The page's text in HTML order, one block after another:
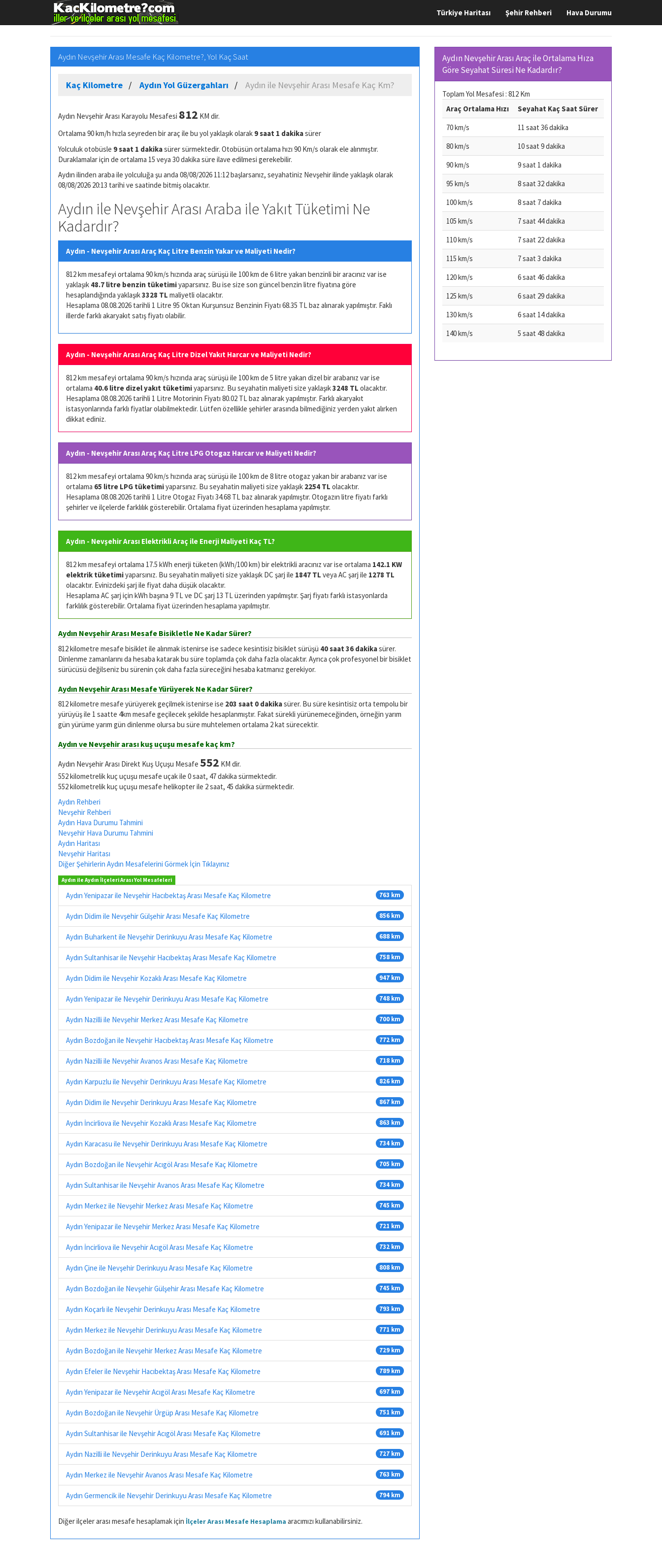
Türkiye Haritası Şehir Rehberi Hava Durumu
Aydın Nevşehir Arası Mesafe Kaç Kilometre?, Yol Kaç Saat
Kaç Kilometre Aydın Yol Güzergahları Aydın ile Nevşehir Arası Mesafe Kaç Km?
Aydın Nevşehir Arası Karayolu Mesafesi 812 KM dir.
Ortalama 90 km/h hızla seyreden bir araç ile bu yol yaklaşık olarak 9 saat 1 dakikasürer
Yolculuk otobüsle 9 saat 1 dakikasürer sürmektedir. Otobüsün ortalama hızı 90 Km/s olarak ele alınmıştır.
Duraklamalar için de ortalama 15 veya 30 dakika süre ilave edilmesi gerekebilir.
Aydın ilinden araba ile yolculuğa şu anda 08/08/2026 11:12 başlarsanız, seyahatiniz Nevşehir ilinde yaklaşık olarak
08/08/2026 20:13 tarihi ve saatinde bitmiş olacaktır.
Aydın ile Nevşehir Arası Araba ile Yakıt Tüketimi Ne
Kadardır?
Aydın - Nevşehir Arası Araç Kaç Litre Benzin Yakar ve Maliyeti Nedir?
812 km mesafeyi ortalama 90 km/s hızında araç sürüşü ile 100 km de 6 litre yakan benzinli bir aracınız var ise
yaklaşık 48.7 litre benzin tüketimiyaparsınız. Bu ise size son güncel benzin litre fiyatına göre
hesaplandığında yaklaşık3328 TL maliyetli olacaktır.
Hesaplama 08.08.2026 tarihli 1 Litre 95 Oktan Kurşunsuz Benzinin Fiyatı 68.35 TL baz alınarak yapılmıştır. Faklı
illerde farklı akaryakıt satış fiyatı olabilir.
Aydın - Nevşehir Arası Araç Kaç Litre Dizel Yakıt Harcar ve Maliyeti Nedir?
812 km mesafeyi ortalama 90 km/s hızında araç sürüşü ile 100 km de 5 litre yakan dizel bir arabanız var ise
ortalama 40.6 litre dizel yakıt tüketimiyaparsınız. Bu seyahatin maliyeti size yaklaşık3248 TL olacaktır.
Hesaplama 08.08.2026 tarihli 1 Litre Motorinin Fiyatı 80.02 TL baz alınarak yapılmıştır. Farklı akaryakıt
istasyonlarında farklı fiyatlar olabilmektedir. Lütfen özellikle şehirler arasında bilmediğiniz yerden yakıt alırken
dikkat ediniz.
Aydın - Nevşehir Arası Araç Kaç Litre LPG Otogaz Harcar ve Maliyeti Nedir?
812 km mesafeyi ortalama 90 km/s hızında araç sürüşü ile 100 km de 8 litre otogaz yakan bir arabanız var ise
ortalama 65 litre LPG tüketimiyaparsınız. Bu seyahatin maliyeti size yaklaşık 2254 TL olacaktır.
Hesaplama 08.08.2026 tarihli 1 Litre Otogaz Fiyatı 34.68 TL baz alınarak yapılmıştır. Otogazın litre fiyatı farklı
şehirler ve ilçelerde farklılık gösterebilir. Ortalama fiyat üzerinden hesaplama yapılmıştır.
Aydın - Nevşehir Arası Elektrikli Araç ile Enerji Maliyeti Kaç TL?
812 km mesafeyi ortalama 17.5 kWh enerji tüketen (kWh/100 km) bir elektrikli aracınız var ise ortalama 142.1 KW
elektrik tüketimiyaparsınız. Bu seyahatin maliyeti size yaklaşık DC şarj ile 1847 TL veya AC şarj ile 1278 TL
olacaktır. Evinizdeki şarj ile fiyat daha düşük olacaktır.
Hesaplama AC şarj için kWh başına 9 TL ve DC şarj 13 TL üzerinden yapılmıştır. Şarj fiyatı farklı istasyonlarda
farklılık gösterebilir. Ortalama fiyat üzerinden hesaplama yapılmıştır.
Aydın Nevşehir Arası Mesafe Bisikletle Ne Kadar Sürer?
812 kilometre mesafe bisiklet ile alınmak istenirse ise sadece kesintisiz bisiklet sürüşü 40 saat 36 dakikasürer.
Dinlenme zamanlarını da hesaba katarak bu süre toplamda çok daha fazla olacaktır. Ayrıca çok profesyonel bir bisiklet
sürücüsü değilseniz bu sürenin çok daha fazla süreceğini hesaba katmanız gerekiyor.
Aydın Nevşehir Arası Mesafe Yürüyerek Ne Kadar Sürer?
812 kilometre mesafe yürüyerek geçilmek istenirse ise 203 saat 0 dakikasürer. Bu süre kesintisiz orta tempolu bir
yürüyüş ile 1 saatte 4km mesafe geçilecek şekilde hesaplanmıştır. Fakat sürekli yürünemeceğinden, örneğin yarım
gün yürüme yarım gün dinlenme olursa bu süre muhtelemen ortalama 2 kat sürecektir.
Aydın ve Nevşehir arası kuş uçuşu mesafe kaç km?
Aydın Nevşehir Arası Direkt Kuş Uçuşu Mesafe 552 KM dir.
552 kilometrelik kuç uçuşu mesafe uçak ile 0 saat, 47 dakika sürmektedir.
552 kilometrelik kuç uçuşu mesafe helikopter ile 2 saat, 45 dakika sürmektedir.
Aydın Rehberi
Nevşehir Rehberi
Aydın Hava Durumu Tahmini
Nevşehir Hava Durumu Tahmini
Aydın Haritası
Nevşehir Haritası
Diğer Şehirlerin Aydın Mesafelerini Görmek İçin Tıklayınız
Aydın ile Aydın İlçeleri Arası Yol Mesafeleri
Aydın Yenipazar ile Nevşehir Hacıbektaş Arası Mesafe Kaç Kilometre 763 km
Aydın Didim ile Nevşehir Gülşehir Arası Mesafe Kaç Kilometre 856 km
Aydın Buharkent ile Nevşehir Derinkuyu Arası Mesafe Kaç Kilometre 688 km
Aydın Sultanhisar ile Nevşehir Hacıbektaş Arası Mesafe Kaç Kilometre 758 km
Aydın Didim ile Nevşehir Kozaklı Arası Mesafe Kaç Kilometre 947 km
Aydın Yenipazar ile Nevşehir Derinkuyu Arası Mesafe Kaç Kilometre 748 km
Aydın Nazilli ile Nevşehir Merkez Arası Mesafe Kaç Kilometre 700 km
Aydın Bozdoğan ile Nevşehir Hacıbektaş Arası Mesafe Kaç Kilometre 772 km
Aydın Nazilli ile Nevşehir Avanos Arası Mesafe Kaç Kilometre 718 km
Aydın Karpuzlu ile Nevşehir Derinkuyu Arası Mesafe Kaç Kilometre 826 km
Aydın Didim ile Nevşehir Derinkuyu Arası Mesafe Kaç Kilometre 867 km
Aydın İncirliova ile Nevşehir Kozaklı Arası Mesafe Kaç Kilometre 863 km
Aydın Karacasu ile Nevşehir Derinkuyu Arası Mesafe Kaç Kilometre 734 km
Aydın Bozdoğan ile Nevşehir Acıgöl Arası Mesafe Kaç Kilometre 705 km
Aydın Sultanhisar ile Nevşehir Avanos Arası Mesafe Kaç Kilometre 734 km
Aydın Merkez ile Nevşehir Merkez Arası Mesafe Kaç Kilometre 745 km
Aydın Yenipazar ile Nevşehir Merkez Arası Mesafe Kaç Kilometre 721 km
Aydın İncirliova ile Nevşehir Acıgöl Arası Mesafe Kaç Kilometre 732 km
Aydın Çine ile Nevşehir Derinkuyu Arası Mesafe Kaç Kilometre 808 km
Aydın Bozdoğan ile Nevşehir Gülşehir Arası Mesafe Kaç Kilometre 745 km
Aydın Koçarlı ile Nevşehir Derinkuyu Arası Mesafe Kaç Kilometre 793 km
Aydın Merkez ile Nevşehir Derinkuyu Arası Mesafe Kaç Kilometre 771 km
Aydın Bozdoğan ile Nevşehir Merkez Arası Mesafe Kaç Kilometre 729 km
Aydın Efeler ile Nevşehir Hacıbektaş Arası Mesafe Kaç Kilometre 789 km
Aydın Yenipazar ile Nevşehir Acıgöl Arası Mesafe Kaç Kilometre 697 km
Aydın Bozdoğan ile Nevşehir Ürgüp Arası Mesafe Kaç Kilometre 751 km
Aydın Sultanhisar ile Nevşehir Acıgöl Arası Mesafe Kaç Kilometre 691 km
Aydın Nazilli ile Nevşehir Derinkuyu Arası Mesafe Kaç Kilometre 727 km
Aydın Merkez ile Nevşehir Avanos Arası Mesafe Kaç Kilometre 763 km
Aydın Germencik ile Nevşehir Derinkuyu Arası Mesafe Kaç Kilometre 794 km
Diğer ilçeler arası mesafe hesaplamak için İlçeler Arası Mesafe Hesaplama aracımızı kullanabilirsiniz.
Aydın Nevşehir Arası Araç ile Ortalama Hıza
Göre Seyahat Süresi Ne Kadardır?
Toplam Yol Mesafesi : 812 Km
Araç Ortalama Hızı
Seyahat Kaç Saat Sürer
70 km/s
11 saat 36 dakika
80 km/s
10 saat 9 dakika
90 km/s
9 saat 1 dakika
95 km/s
8 saat 32 dakika
100 km/s
8 saat 7 dakika
105 km/s
7 saat 44 dakika
110 km/s
7 saat 22 dakika
115 km/s
7 saat 3 dakika
120 km/s
6 saat 46 dakika
125 km/s
6 saat 29 dakika
130 km/s
6 saat 14 dakika
140 km/s
5 saat 48 dakika